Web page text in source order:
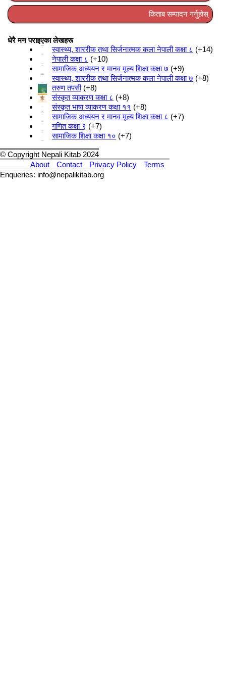
किताब सम्पादन गर्नुहोस्
धेरै मन पराइएका लेखहरू
स्वास्थ्य, शाररीक तथा सिर्जनात्मक कला नेपाली कक्षा ८
+14
नेपाली कक्षा ८
+10
सामाजिक अध्ययन र मानव मूल्य शिक्षा कक्षा ७ +9
स्वास्थ्य, शाररीक तथा सिर्जनात्मक कला नेपाली कक्षा ७ +8
तरुण तपसी +8
संस्कृत व्याकरण कक्षा ८
+8
संस्कृत भाषा व्याकरण कक्षा ११
+8
सामाजिक अध्ययन र मानव मूल्य शिक्षा कक्षा ८
+7
गणित कक्षा ९
+7
सामाजिक शिक्षा कक्षा १० +7
© Copyright Nepali Kitab 2024
About
Contact Privacy Policy
Terms
Enqueries: info@nepalikitab.org